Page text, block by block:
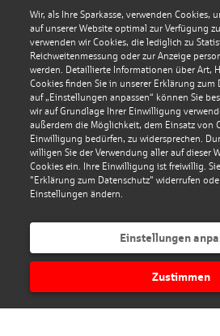
Wir, als Ihre Sparkasse, verwenden Cookies,
auf unserer Website optimal zur Verfügung
verwenden wir Cookies, die lediglich zu
Reichweitenmessung oder zur Anzeige
werden. Detaillierte Informationen über Art,
Cookies finden Sie in unserer Erklärung zum
auf „Einstellungen anpassen“ können Sie
wir auf Grundlage Ihrer Einwilligung
außerdem die Möglichkeit, dem Einsatz von
Einwilligung bedürfen, zu widersprechen.
willigen Sie der Verwendung aller auf dieser
Cookies ein. Ihre Einwilligung ist freiwillig.
"Erklärung zum Datenschutz" widerrufen
Einstellungen ändern.
Einstellungen
Zustimmen